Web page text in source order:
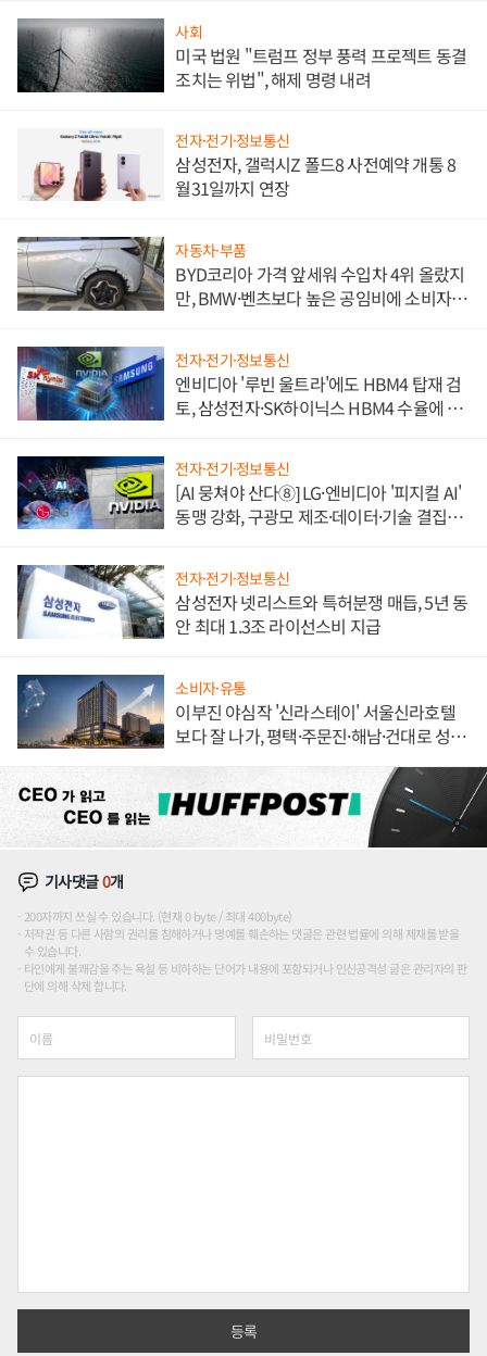
사회
미국 법원 "트럼프 정부 풍력 프로젝트 동결
조치는 위법", 해제 명령 내려
전자·전기·정보통신
삼성전자, 갤럭시Z 폴드8 사전예약 개통 8
월31일까지 연장
자동차·부품
BYD코리아 가격 앞세워 수입차 4위 올랐지
만, BMW·벤츠보다 높은 공임비에 소비자
전자·전기·정보통신
엔비디아 '루빈 울트라'에도 HBM4 탑재 검
토, 삼성전자·SK하이닉스 HBM4 수율에 주
전자·전기·정보통신
[AI 뭉쳐야 산다⑧] LG·엔비디아 '피지컬 AI'
동맹 강화, 구광모 제조·데이터·기술 결집
전자·전기·정보통신
삼성전자 넷리스트와 특허분쟁 매듭, 5년 동
안 최대 1.3조 라이선스비 지급
소비자·유통
이부진 야심작 '신라스테이' 서울신라호텔
보다 잘 나가, 평택·주문진·해남·건대로 성
기사댓글0개
200자까지 쓰실 수 있습니다. (현재 0 byte / 최대 400byte)
저작권 등 다른 사람의 권리를 침해하거나 명예를 훼손하는 댓글은 관련 법률에 의해 제재를 받을
수 있습니다.
타인에게 불쾌감을 주는 욕설 등 비하하는 단어가 내용에 포함되거나 인신공격성 글은 관리자의 판
단에 의해 삭제 합니다.